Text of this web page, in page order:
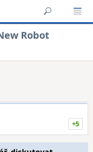
Robot
+5